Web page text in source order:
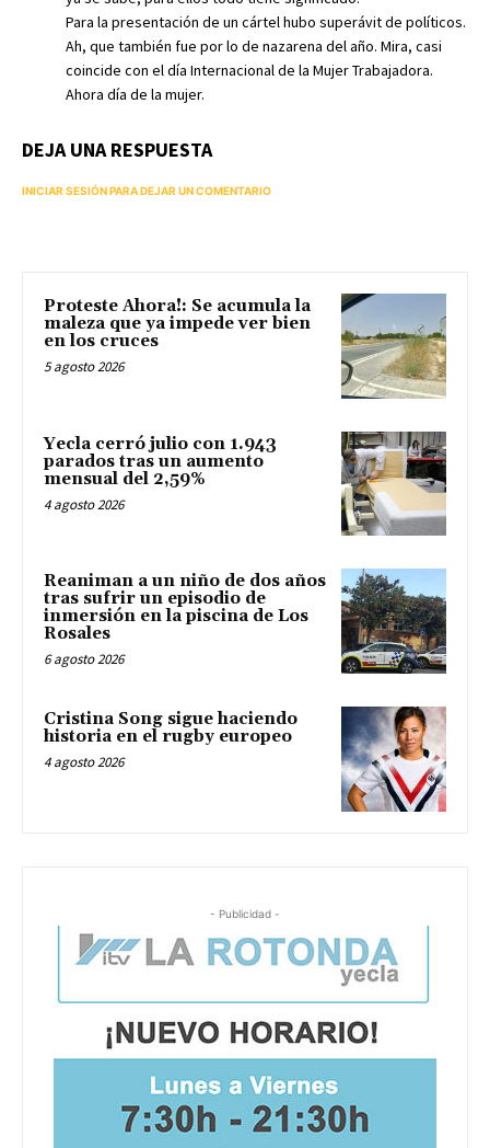
Para la presentación de un cártel hubo superávit de políticos.
Ah, que también fue por lo de nazarena del año. Mira, casi
coincide con el día Internacional de la Mujer Trabajadora.
Ahora día de la mujer.
DEJA UNA RESPUESTA
INICIAR SESIÓN PARA DEJAR UN COMENTARIO
Proteste Ahora!: Se acumula la
maleza que ya impede ver bien
en los cruces
5 agosto 2026
Yecla cerró julio con 1.943
parados tras un aumento
mensual del 2,59%
4 agosto 2026
Reaniman a un niño de dos años
tras sufrir un episodio de
inmersión en la piscina de Los
Rosales
6 agosto 2026
Cristina Song sigue haciendo
historia en el rugby europeo
4 agosto 2026
- Publicidad -